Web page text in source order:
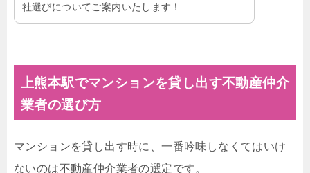
社選びについてご案内いたします！
上熊本駅でマンションを貸し出す不動産仲介
業者の選び方
マンションを貸し出す時に、一番吟味しなくてはいけ
ないのは不動産仲介業者の選定です。